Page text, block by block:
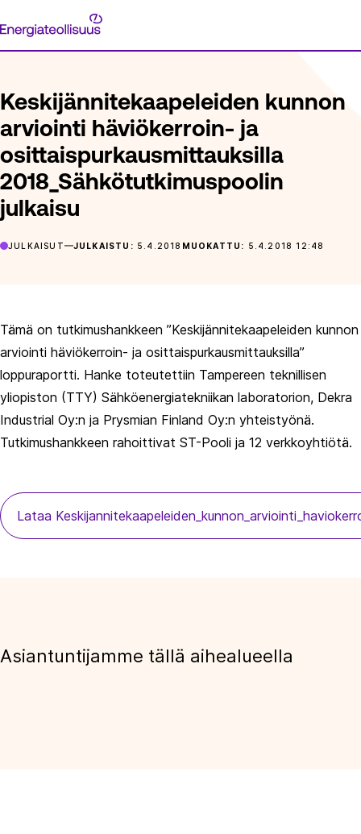
suoraan
Energiateollisuus
ETUSIVU
Keskijännitekaapeleiden kunnon
arviointi häviökerroin- ja
osittaispurkausmittauksilla
2018_Sähkötutkimuspoolin
julkaisu
JULKAISUT JULKAISTU: 5.4.2018 MUOKATTU: 5.4.2018 12:48
Tämä on tutkimushankkeen ”Keskijännitekaapeleiden kunnon
arviointi häviökerroin- ja osittaispurkausmittauksilla”
loppuraportti. Hanke toteutettiin Tampereen teknillisen
yliopiston (TTY) Sähköenergiatekniikan laboratorion, Dekra
Industrial Oy:n ja Prysmian Finland Oy:n yhteistyönä.
Tutkimushankkeen rahoittivat ST-Pooli ja 12 verkkoyhtiötä.
Lataa
Asiantuntijamme tällä aihealueella